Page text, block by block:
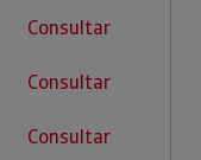
Consultar
Consultar
Consultar